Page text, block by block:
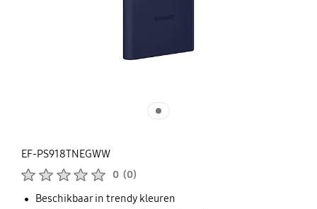
EF-PS918TNEGWW
0 (0)
Beschikbaar in trendy kleuren